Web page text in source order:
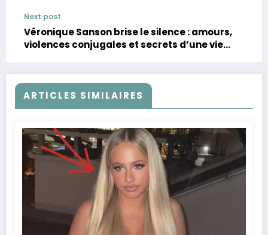
Next post
Véronique Sanson brise le silence : amours,
violences conjugales et secrets d’une vie
ARTICLES SIMILAIRES